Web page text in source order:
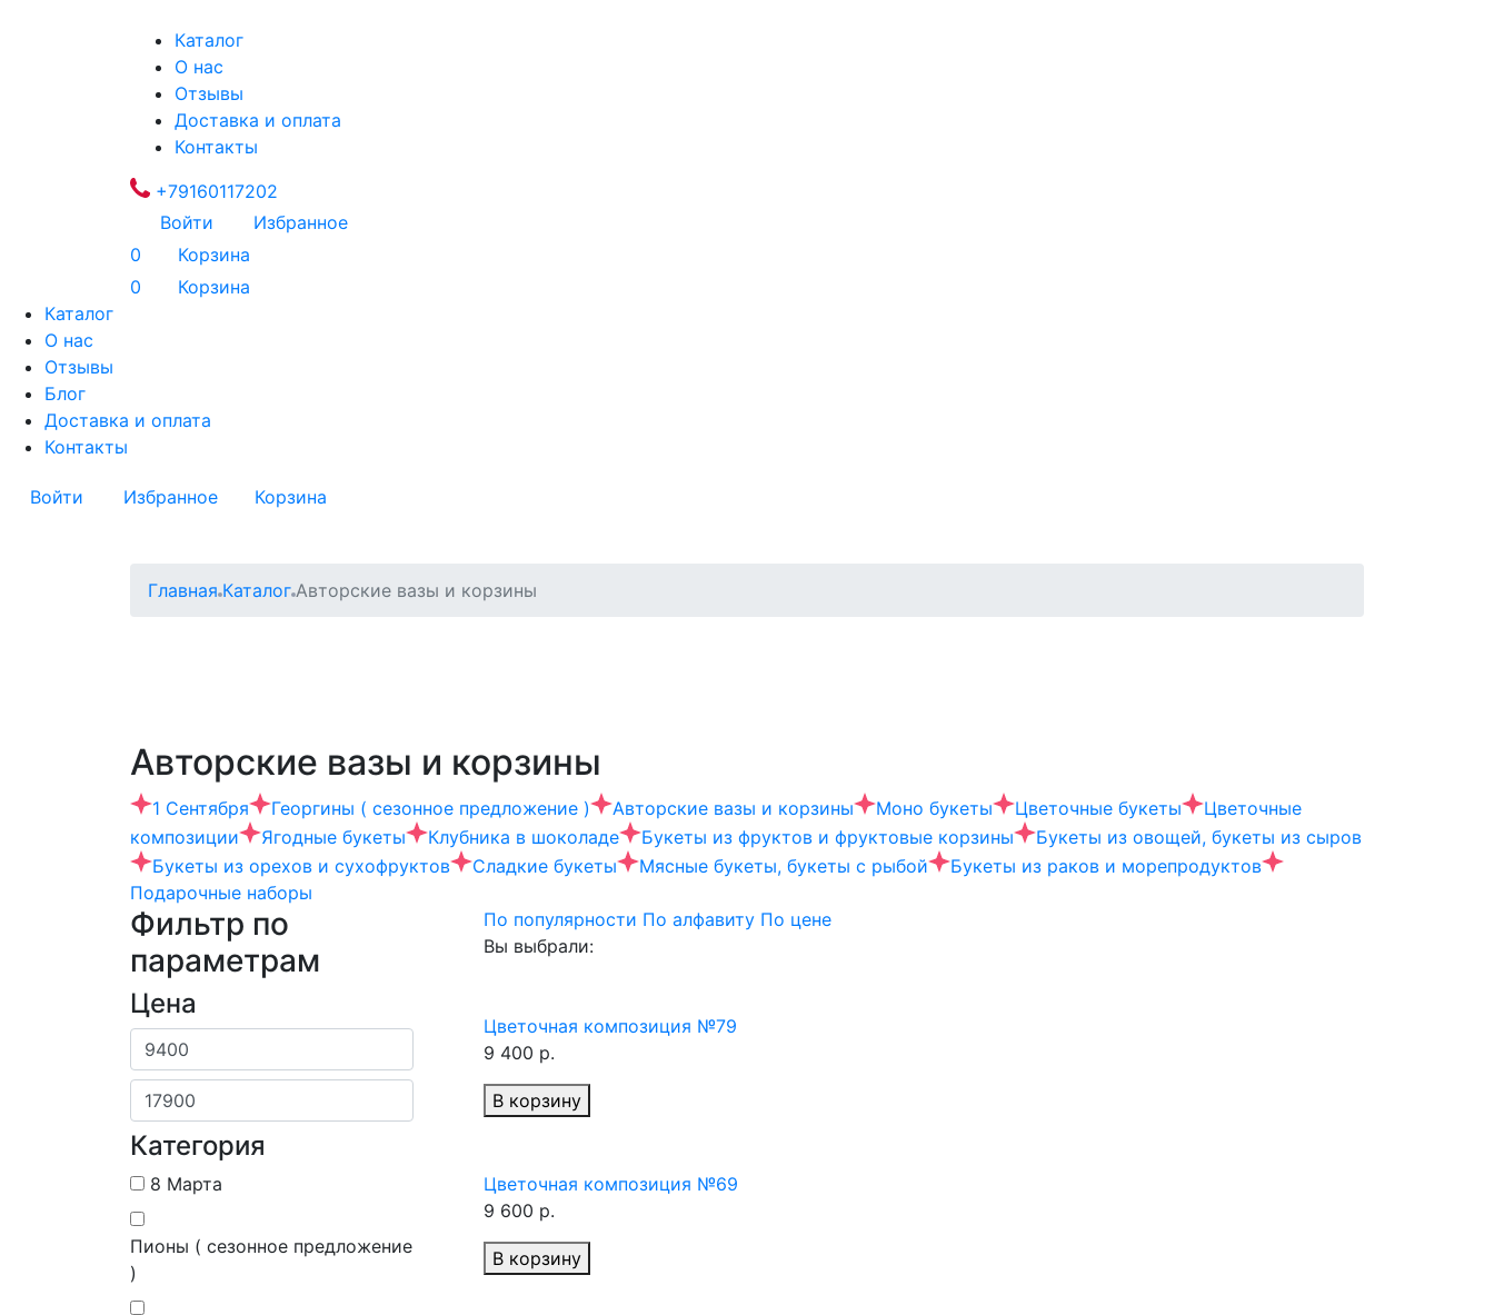
Каталог
О нас
Отзывы
Доставка и оплата
Контакты
+79160117202
Войти
Избранное
0
Корзина
0
Корзина
Каталог
О нас
Отзывы
Блог
Доставка и оплата
Контакты
Войти Избранное Корзина
Главная Каталог Авторские вазы и корзины
Авторские вазы и корзины
1 Сентября Георгины ( сезонное предложение ) Авторские вазы и корзины Моно букеты Цветочные букеты
Цветочные
композиции
Ягодные букеты Клубника в шоколаде Букеты из фруктов и фруктовые корзины
Букеты из овощей, букеты из сыров
Букеты из орехов и сухофруктов
Сладкие букеты Мясные букеты, букеты с рыбой
Букеты из раков и морепродуктов
Подарочные наборы
Фильтр по
параметрам
Цена
Категория
8 Марта
Пионы ( сезонное предложение
)
По популярности По алфавиту По цене
Вы выбрали:
Цветочная композиция №79
9 400 р.
В корзину
Цветочная композиция №69
9 600 р.
В корзину